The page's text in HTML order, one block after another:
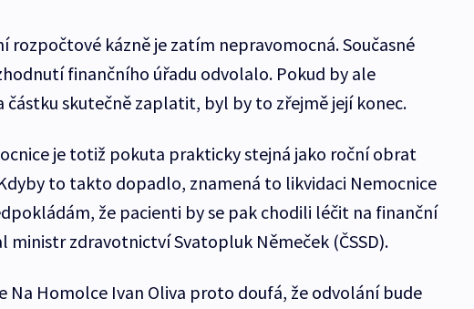
rozpočtové kázně je zatím nepravomocná. Současné
finančního úřadu odvolalo. Pokud by ale
částku skutečně zaplatit, byl by to zřejmě její konec.
je totiž pokuta prakticky stejná jako roční obrat
to takto dopadlo, znamená to likvidaci Nemocnice
že pacienti by se pak chodili léčit na finanční
ministr zdravotnictví Svatopluk Němeček (ČSSD).
Na Homolce Ivan Oliva proto doufá, že odvolání bude